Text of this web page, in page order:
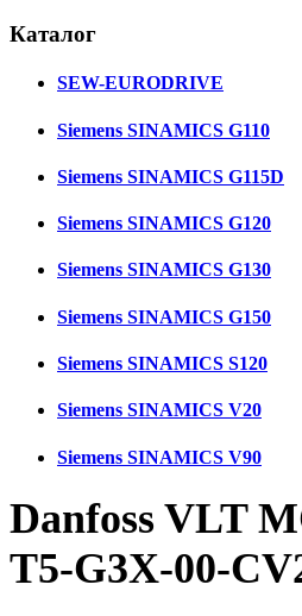
Каталог
SEW-EURODRIVE
Siemens SINAMICS G110
Siemens SINAMICS G115D
Siemens SINAMICS G120
Siemens SINAMICS G130
Siemens SINAMICS G150
Siemens SINAMICS S120
Siemens SINAMICS V20
Siemens SINAMICS V90
Danfoss VLT
T5-G3X-00-